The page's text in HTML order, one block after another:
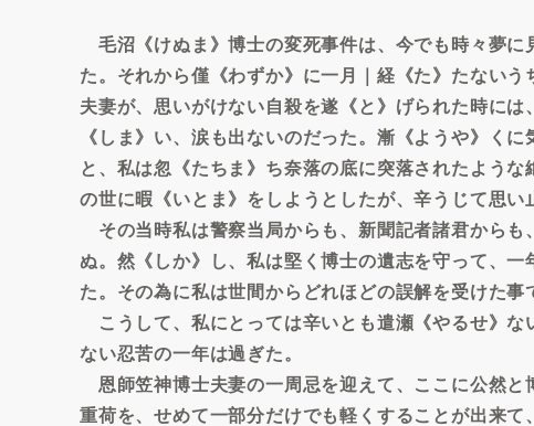
毛沼《けぬま》博士の変死事件は、今でも時々夢
た。それから僅《わずか》に一月｜経《た》たない
夫妻が、思いがけない自殺を遂《と》げられた時に
《しま》い、涙も出ないのだった。漸《ようや》く
と、私は忽《たちま》ち奈落の底に突落されたよう
の世に暇《いとま》をしようとしたが、辛うじて思い
その当時私は警察当局からも、新聞記者諸君から
ぬ。然《しか》し、私は堅く博士の遺志を守って、
た。その為に私は世間からどれほどの誤解を受けた
こうして、私にとっては辛いとも遣瀬《やるせ》
ない忍苦の一年は過ぎた。
恩師笠神博士夫妻の一周忌を迎えて、ここに公然
重荷を、せめて一部分だけでも軽くすることが出来て